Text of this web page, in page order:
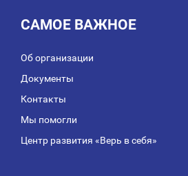
САМОЕ ВАЖНОЕ
Об организации
Документы
Контакты
Мы помогли
Центр развития «Верь в себя»